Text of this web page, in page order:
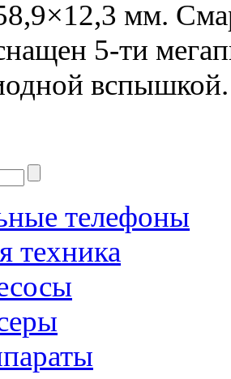
мм.
5-ти
вспышкой.
телефоны
техника